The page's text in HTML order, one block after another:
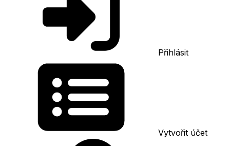
Přihlásit
Vytvořit účet